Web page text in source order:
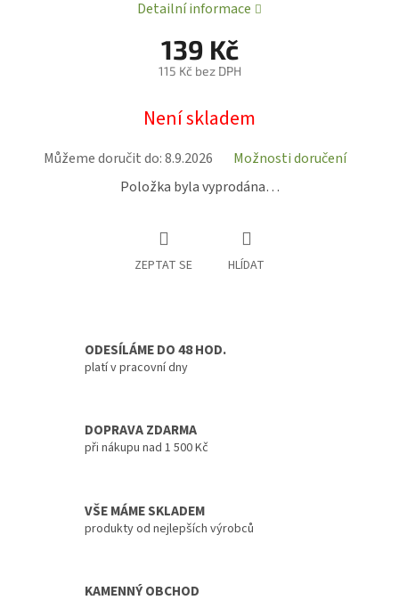
139 Kč
115 Kč bez DPH
cena:
Není skladem
Můžeme doručit do:8.9.2026
Možnosti doručení
Položka byla vyprodána…
Detailní informace
ZEPTAT SE HLÍDAT
ODESÍLÁME DO 48 HOD.
platí v pracovní dny
DOPRAVA ZDARMA
při nákupu nad 1 500 Kč
VŠE MÁME SKLADEM
produkty od nejlepších výrobců
KAMENNÝ OBCHOD